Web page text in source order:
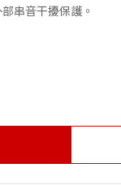
串音干擾保護。